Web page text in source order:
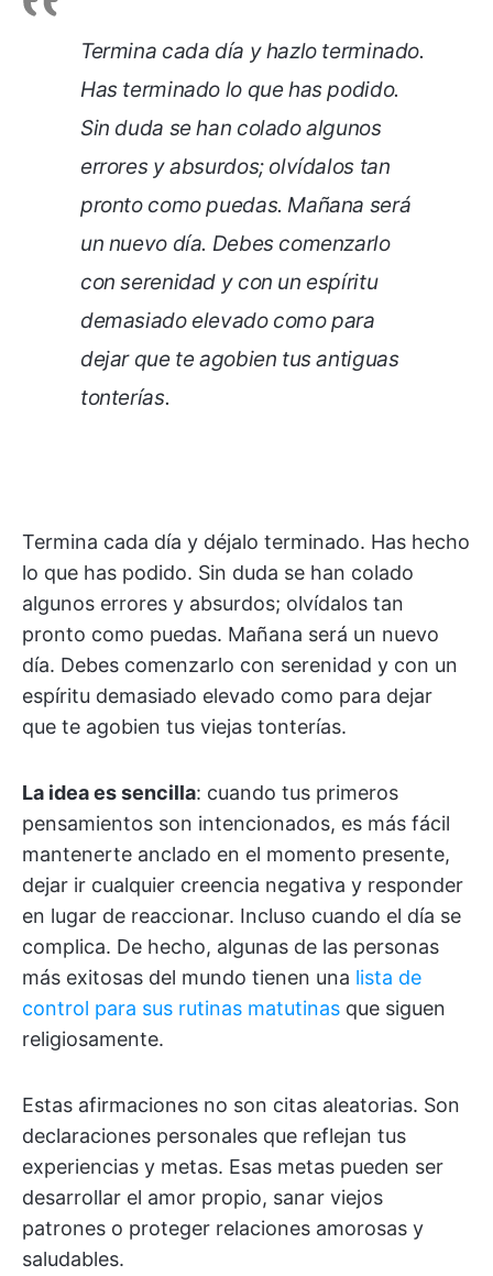
Termina cada día y hazlo terminado.
Has terminado lo que has podido.
Sin duda se han colado algunos
errores y absurdos; olvídalos tan
pronto como puedas. Mañana será
un nuevo día. Debes comenzarlo
con serenidad y con un espíritu
demasiado elevado como para
dejar que te agobien tus antiguas
tonterías.
Termina cada día y déjalo terminado. Has hecho
lo que has podido. Sin duda se han colado
algunos errores y absurdos; olvídalos tan
pronto como puedas. Mañana será un nuevo
día. Debes comenzarlo con serenidad y con un
espíritu demasiado elevado como para dejar
que te agobien tus viejas tonterías.
La idea es sencilla: cuando tus primeros
pensamientos son intencionados, es más fácil
mantenerte anclado en el momento presente,
dejar ir cualquier creencia negativa y responder
en lugar de reaccionar. Incluso cuando el día se
complica. De hecho, algunas de las personas
más exitosas del mundo tienen una lista de
control para sus rutinas matutinas que siguen
religiosamente.
Estas afirmaciones no son citas aleatorias. Son
declaraciones personales que reflejan tus
experiencias y metas. Esas metas pueden ser
desarrollar el amor propio, sanar viejos
patrones o proteger relaciones amorosas y
saludables.